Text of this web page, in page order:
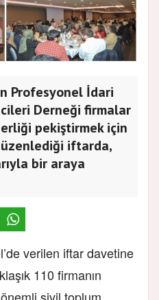
Profesyonel İdari
Derneği firmalar
pekiştirmek için
iftarda,
bir araya
verilen iftar davetine
110 firmanın
sivil toplum